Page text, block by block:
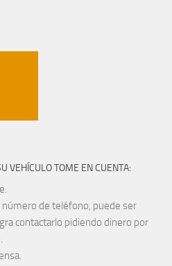
VEHÍCULO TOME EN CUENTA:
número de teléfono, puede ser
contactarlo pidiendo dinero por